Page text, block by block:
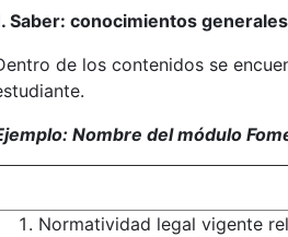
Saber: conocimientos generales
de los contenidos se
Nombre del módulo
Normatividad legal vigente